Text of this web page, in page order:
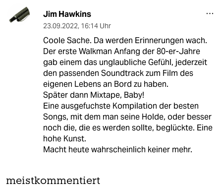
Jim Hawkins
23.09.2022, 16:14 Uhr
Coole Sache. Da werden Erinnerungen wach.
Der erste Walkman Anfang der 80-er-Jahre
gab einem das unglaubliche Gefühl, jederzeit
den passenden Soundtrack zum Film des
eigenen Lebens an Bord zu haben.
Später dann Mixtape, Baby!
Eine ausgefuchste Kompilation der besten
Songs, mit dem man seine Holde, oder besser
noch die, die es werden sollte, beglückte. Eine
hohe Kunst.
Macht heute wahrscheinlich keiner mehr.
meistkommentiert